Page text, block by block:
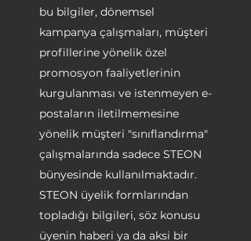
bu bilgiler, dönemsel
kampanya çalışmaları, müşteri
profillerine yönelik özel
promosyon faaliyetlerinin
kurgulanması ve istenmeyen e-
postaların iletilmemesine
yönelik müşteri "sınıflandırma"
çalışmalarında sadece STEON
bünyesinde kullanılmaktadır.
STEON üyelik formlarından
topladığı bilgileri, söz konusu
üyenin haberi ya da aksi bir